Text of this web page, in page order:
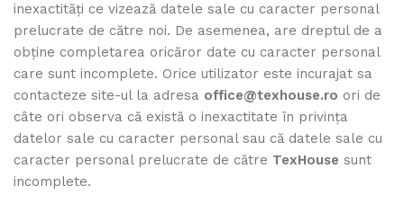
inexactități ce vizează datele sale cu caracter personal
prelucrate de către noi. De asemenea, are dreptul de a
obține completarea oricăror date cu caracter personal
care sunt incomplete. Orice utilizator este incurajat sa
contacteze site-ul la adresa office@texhouse.ro ori de
câte ori observa că există o inexactitate în privința
datelor sale cu caracter personal sau că datele sale cu
caracter personal prelucrate de către TexHouse sunt
incomplete.